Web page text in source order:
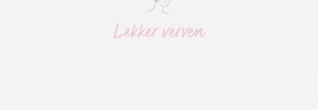
Lekker verven